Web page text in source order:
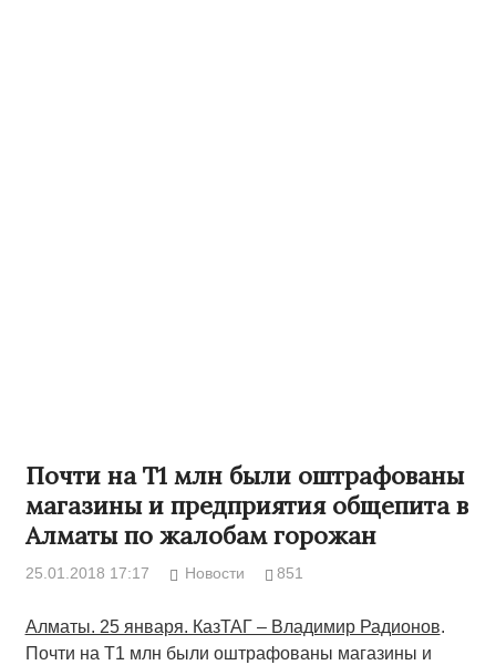
Почти на Т1 млн были оштрафованы
магазины и предприятия общепита в
Алматы по жалобам горожан
25.01.2018 17:17 Новости 851
Алматы. 25 января. КазТАГ – Владимир Радионов.
Почти на Т1 млн были оштрафованы магазины и